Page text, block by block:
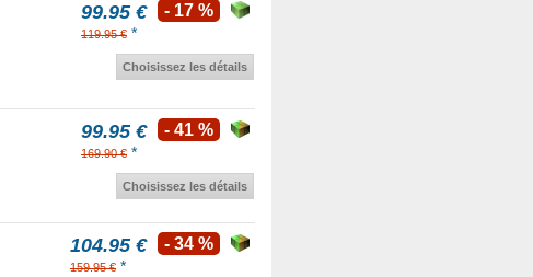
99.95 €
119.95 € *
- 17 %
Choisissez les détails
99.95 €
169.90 € *
- 41 %
Choisissez les détails
104.95 €
159.95 € *
- 34 %